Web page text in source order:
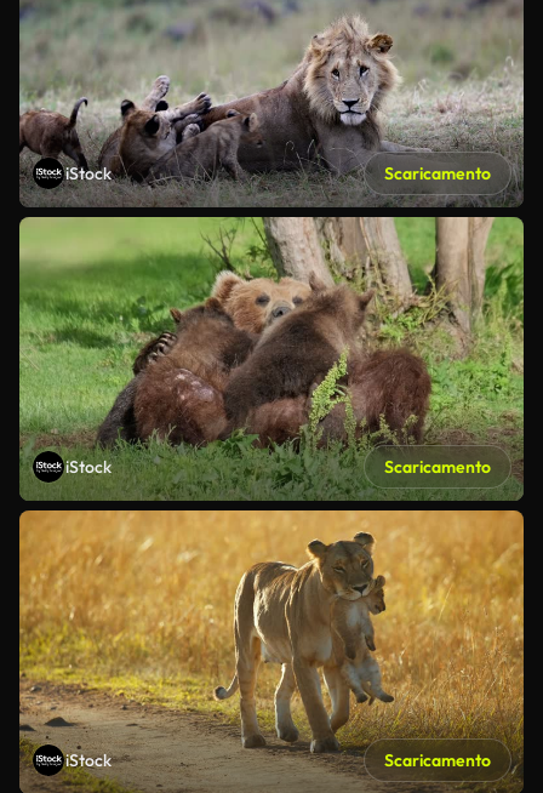
iStock Scaricamento
iStock Scaricamento
iStock Scaricamento